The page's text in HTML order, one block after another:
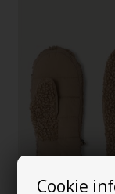
Cookie